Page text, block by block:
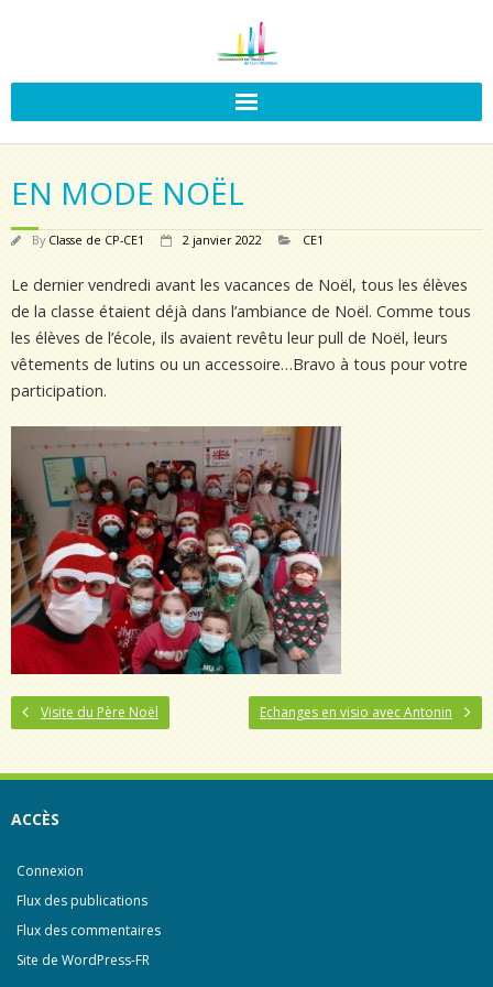
EN MODE NOËL
By Classe de CP-CE1 2 janvier 2022 CE1
Le dernier vendredi avant les vacances de Noël, tous les élèves
de la classe étaient déjà dans l’ambiance de Noël. Comme tous
les élèves de l’école, ils avaient revêtu leur pull de Noël, leurs
vêtements de lutins ou un accessoire…Bravo à tous pour votre
participation.
Visite du Père Noël Echanges en visio avec Antonin
ACCÈS
Connexion
Flux des publications
Flux des commentaires
Site de WordPress-FR